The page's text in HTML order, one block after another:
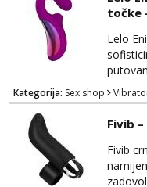
svom
točke
Lelo
G-
iskusili.
koji je
Kategorija: Sex shop
Fivib
Fivib